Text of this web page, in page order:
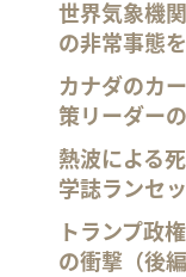
世界気象機
の非常事態
カナダのカ
策リーダー
熱波による
学誌ランセ
トランプ政
の衝撃（後編